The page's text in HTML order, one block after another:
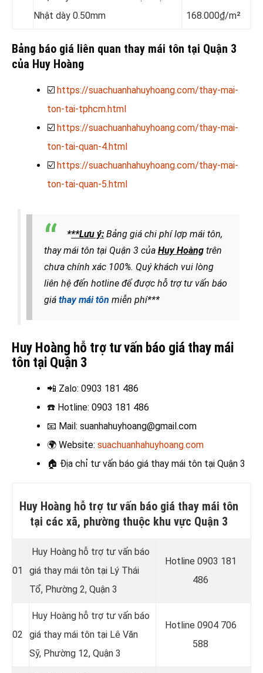
Nhật dày 0.50mm
168.000₫/m²
Bảng báo giá liên quan thay mái tôn tại Quận 3
của Huy Hoàng
☑️ https://suachuanhahuyhoang.com/thay-mai-
ton-tai-tphcm.html
☑️ https://suachuanhahuyhoang.com/thay-mai-
ton-tai-quan-4.html
☑️ https://suachuanhahuyhoang.com/thay-mai-
ton-tai-quan-5.html
***Lưu ý: Bảng giá chi phí lợp mái tôn,
thay mái tôn tại Quận 3 của Huy Hoàng trên
chưa chính xác 100%. Quý khách vui lòng
liên hệ đến hotline để được hỗ trợ tư vấn báo
giá thay mái tôn miễn phí***
Huy Hoàng hỗ trợ tư vấn báo giá thay mái
tôn tại Quận 3
📲 Zalo: 0903 181 486
☎️ Hotline: 0903 181 486
📧 Mail: suanhahuyhoang@gmail.com
🌍 Website: suachuanhahuyhoang.com
🏠 Địa chỉ tư vấn báo giá thay mái tôn tại Quận 3
Huy Hoàng hỗ trợ tư vấn báo giá thay mái tôn
tại các xã, phường thuộc khu vực Quận 3
01
Huy Hoàng hỗ trợ tư vấn báo
giá thay mái tôn tại Lý Thái
Tổ, Phường 2, Quận 3
Hotline 0903 181
486
02
Huy Hoàng hỗ trợ tư vấn báo
giá thay mái tôn tại Lê Văn
Sỹ, Phường 12, Quận 3
Hotline 0904 706
588